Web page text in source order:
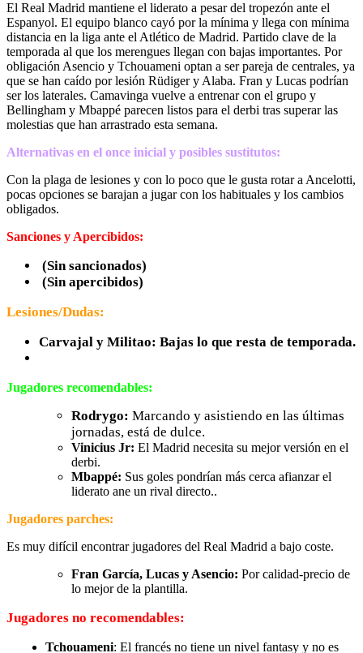
El Real Madrid mantiene el liderato a pesar del tropezón ante el
Espanyol. El equipo blanco cayó por la mínima y llega con mínima
distancia en la liga ante el Atlético de Madrid. Partido clave de la
temporada al que los merengues llegan con bajas importantes. Por
obligación Asencio y Tchouameni optan a ser pareja de centrales, ya
que se han caído por lesión Rüdiger y Alaba. Fran y Lucas podrían
ser los laterales. Camavinga vuelve a entrenar con el grupo y
Bellingham y Mbappé parecen listos para el derbi tras superar las
molestias que han arrastrado esta semana.
Alternativas en el once inicial y posibles sustitutos:
Con la plaga de lesiones y con lo poco que le gusta rotar a Ancelotti,
pocas opciones se barajan a jugar con los habituales y los cambios
obligados.
Sanciones y Apercibidos:
(Sin sancionados)
(Sin apercibidos)
Lesiones/Dudas:
Carvajal y Militao: Bajas lo que resta de temporada.
Jugadores recomendables:
Rodrygo: Marcando y asistiendo en las últimas
jornadas, está de dulce.
Vinicius Jr: El Madrid necesita su mejor versión en el
derbi.
Mbappé: Sus goles pondrían más cerca afianzar el
liderato ane un rival directo..
Jugadores parches:
Es muy difícil encontrar jugadores del Real Madrid a bajo coste.
Fran García, Lucas y Asencio: Por calidad-precio de
lo mejor de la plantilla.
Jugadores no recomendables:
Tchouameni: El francés no tiene un nivel fantasy y no es